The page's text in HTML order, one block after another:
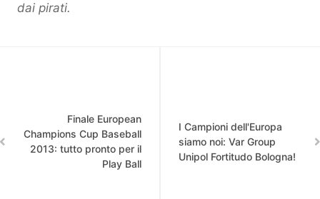
dai pirati.
Finale European
Champions Cup Baseball
2013: tutto pronto per il
Play Ball
I Campioni dell'Europa
siamo noi: Var Group
Unipol Fortitudo Bologna!